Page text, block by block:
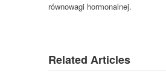
równowagi hormonalnej.
Related Articles